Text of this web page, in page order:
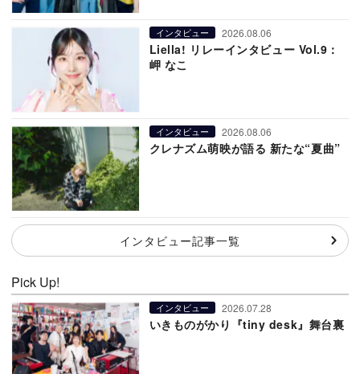
インタビュー 2026.08.06
Liella! リレーインタビュー Vol.9：
岬 なこ
インタビュー 2026.08.06
クレナズム萌映が語る 新たな“夏曲”
インタビュー記事一覧
Pick Up!
インタビュー 2026.07.28
いきものがかり『tiny desk』舞台裏